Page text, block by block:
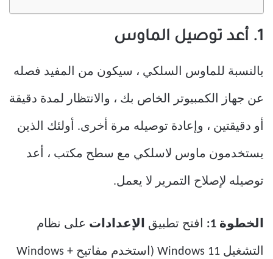
1. أعد توصيل الماوس
بالنسبة للماوس السلكي ، سيكون من المفيد فصله
عن جهاز الكمبيوتر الخاص بك ، والانتظار لمدة دقيقة
أو دقيقتين ، وإعادة توصيله مرة أخرى. أولئك الذين
يستخدمون ماوس لاسلكي مع سطح مكتب ، أعد
توصيله لإصلاح التمرير لا يعمل.
الخطوة 1: افتح تطبيق الإعدادات على نظام
التشغيل Windows 11 (استخدم مفاتيح Windows +